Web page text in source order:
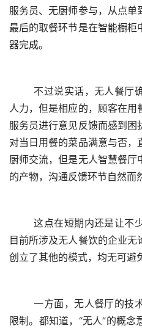
服务员、无厨师参与，从点单
最后的取餐环节是在智能橱
器完成。
人力，但是相应的，顾客在用
服务员进行意见反馈而感到
对当日用餐的菜品满意与否
厨师交流，但是无人智慧餐
的产物，沟通反馈环节自然而
	这点在短期内还是让不少消费者难以接受的。也因此
目前所涉及无人餐饮的企业
创立了其他的模式，均无可避
	一方面，无人餐厅的技术虽然初露锋芒，但是仍存在
限制。都知道，“无人”的概